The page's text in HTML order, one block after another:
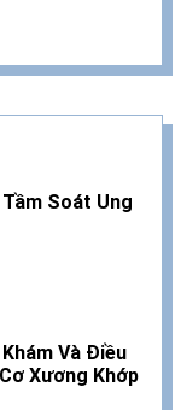
Soát Ung
Và Điều
Xương Khớp